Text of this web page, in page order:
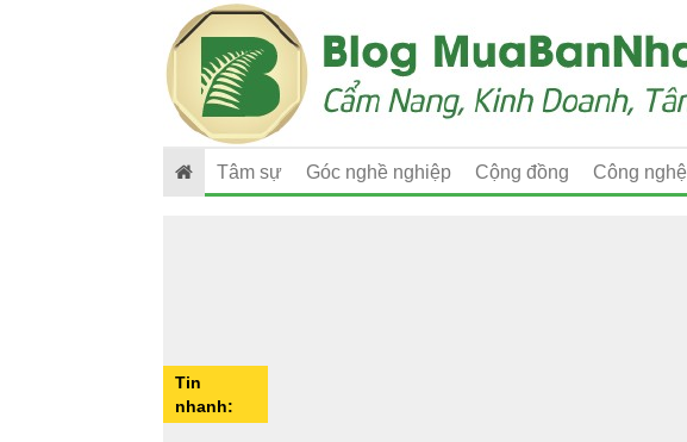
Tâm sự Góc nghề nghiệp Cộng đồng Công nghệ
Tin
nhanh: